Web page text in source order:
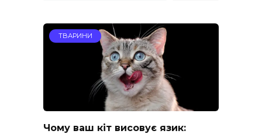
ТВАРИНИ
Чому ваш кіт висовує язик: